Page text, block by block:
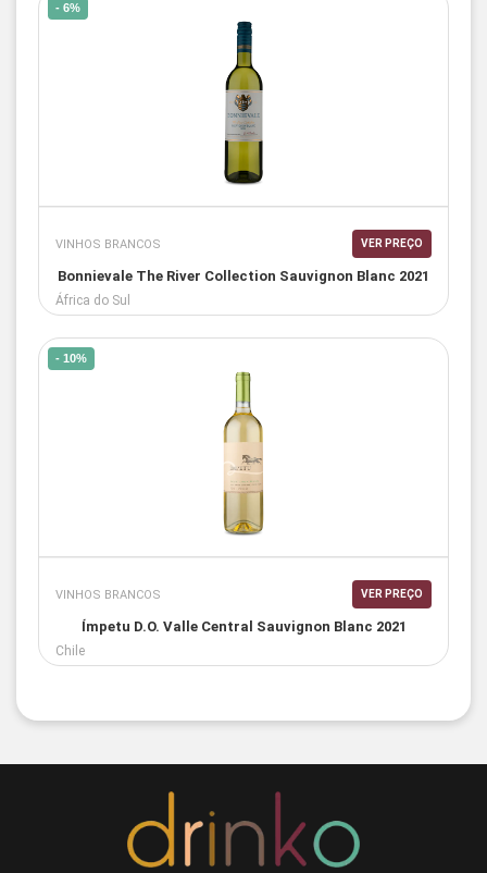
- 6%
VINHOS BRANCOS VER PREÇO
Bonnievale The River Collection Sauvignon Blanc 2021
África do Sul
- 10%
VINHOS BRANCOS VER PREÇO
Ímpetu D.O. Valle Central Sauvignon Blanc 2021
Chile